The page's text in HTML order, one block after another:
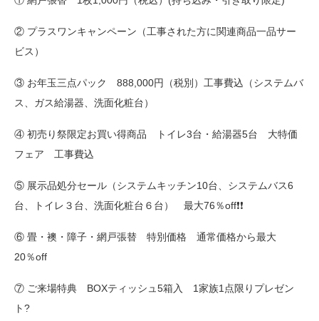
② プラスワンキャンペーン（工事された方に関連商品一品サー
ビス）
③ お年玉三点パック 888,000円（税別）工事費込（システムバ
ス、ガス給湯器、洗面化粧台）
④ 初売り祭限定お買い得商品 トイレ3台・給湯器5台 大特価
フェア 工事費込
⑤ 展示品処分セール（システムキッチン10台、システムバス6
台、トイレ３台、洗面化粧台６台） 最大76％off❗❗
⑥ 畳・襖・障子・網戸張替 特別価格 通常価格から最大
20％off
⑦ ご来場特典 BOXティッシュ5箱入 1家族1点限りプレゼン
ト?